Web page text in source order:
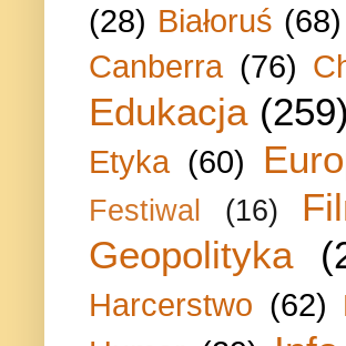
(28) Białoruś (68)
Canberra (76)
Edukacja (259)
Etyka (60)
Festiwal (16)
Geopolityka
Harcerstwo (62)